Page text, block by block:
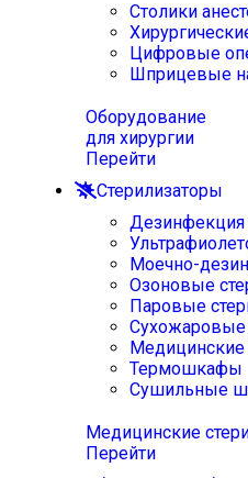
Столики
Цифровые
Шприцевые
Оборудование
для хирургии
Перейти
Стерилизаторы
Дезинфекция
Моечно-
Озоновые
Паровые
Сухожаровые
Медицинские
Термошкафы
Сушильные
Медицинские
Перейти